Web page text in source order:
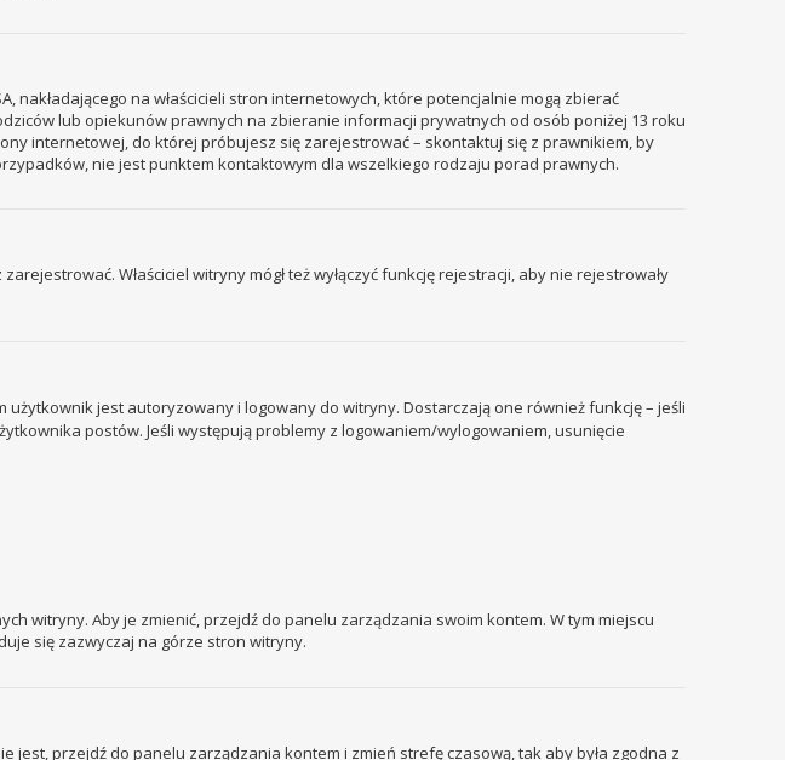
nakładającego na właścicieli stron internetowych, które potencjalnie mogą zbierać
lub opiekunów prawnych na zbieranie informacji prywatnych od osób poniżej 13 roku
internetowej, do której próbujesz się zarejestrować – skontaktuj się z prawnikiem, by
nie jest punktem kontaktowym dla wszelkiego rodzaju porad prawnych.
Właściciel witryny mógł też wyłączyć funkcję rejestracji, aby nie rejestrowały
jest autoryzowany i logowany do witryny. Dostarczają one również funkcję – jeśli
postów. Jeśli występują problemy z logowaniem/wylogowaniem, usunięcie
witryny. Aby je zmienić, przejdź do panelu zarządzania swoim kontem. W tym miejscu
się zazwyczaj na górze stron witryny.
jest, przejdź do panelu zarządzania kontem i zmień strefę czasową, tak aby była zgodna z